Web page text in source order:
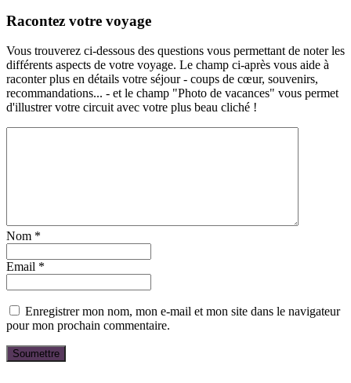
Racontez votre voyage
Vous trouverez ci-dessous des questions vous permettant de noter les
différents aspects de votre voyage. Le champ ci-après vous aide à
raconter plus en détails votre séjour - coups de cœur, souvenirs,
recommandations... - et le champ "Photo de vacances" vous permet
d'illustrer votre circuit avec votre plus beau cliché !
Nom *
Email *
Enregistrer mon nom, mon e-mail et mon site dans le navigateur
pour mon prochain commentaire.